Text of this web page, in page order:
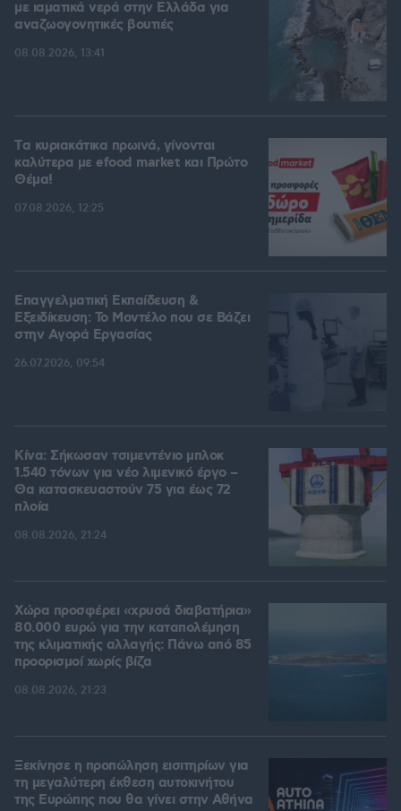
με ιαματικά νερά στην Ελλάδα για
αναζωογονητικές βουτιές
08.08.2026, 13:41
Tα κυριακάτικα πρωινά, γίνονται
καλύτερα με efood market και Πρώτο
Θέμα!
07.08.2026, 12:25
Επαγγελματική Εκπαίδευση &
Εξειδίκευση: Το Mοντέλο που σε Bάζει
στην Aγορά Eργασίας
26.07.2026, 09:54
Κίνα: Σήκωσαν τσιμεντένιο μπλοκ
1.540 τόνων για νέο λιμενικό έργο –
Θα κατασκευαστούν 75 για έως 72
πλοία
08.08.2026, 21:24
Χώρα προσφέρει «χρυσά διαβατήρια»
80.000 ευρώ για την καταπολέμηση
της κλιματικής αλλαγής: Πάνω από 85
προορισμοί χωρίς βίζα
08.08.2026, 21:23
Ξεκίνησε η προπώληση εισιτηρίων για
τη μεγαλύτερη έκθεση αυτοκινήτου
της Ευρώπης που θα γίνει στην Αθήνα